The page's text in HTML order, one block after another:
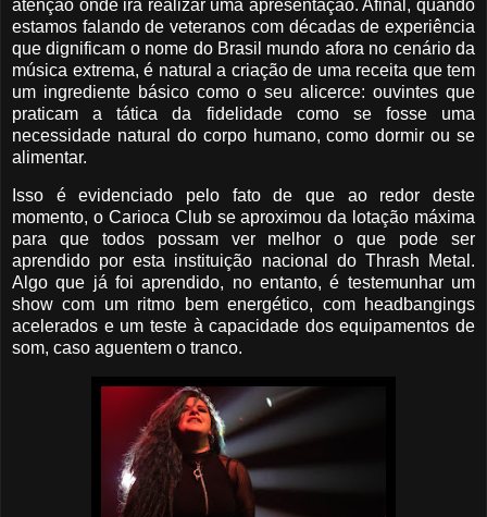
atenção onde irá realizar uma apresentação. Afinal, quando
estamos falando de veteranos com décadas de experiência
que dignificam o nome do Brasil mundo afora no cenário da
música extrema, é natural a criação de uma receita que tem
um ingrediente básico como o seu alicerce: ouvintes que
praticam a tática da fidelidade como se fosse uma
necessidade natural do corpo humano, como dormir ou se
alimentar.
Isso é evidenciado pelo fato de que ao redor deste
momento, o Carioca Club se aproximou da lotação máxima
para que todos possam ver melhor o que pode ser
aprendido por esta instituição nacional do Thrash Metal.
Algo que já foi aprendido, no entanto, é testemunhar um
show com um ritmo bem energético, com headbangings
acelerados e um teste à capacidade dos equipamentos de
som, caso aguentem o tranco.